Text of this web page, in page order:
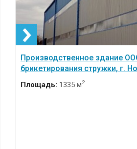
Производственное здание
брикетирования стружки, г.
Площадь: 1335 м2